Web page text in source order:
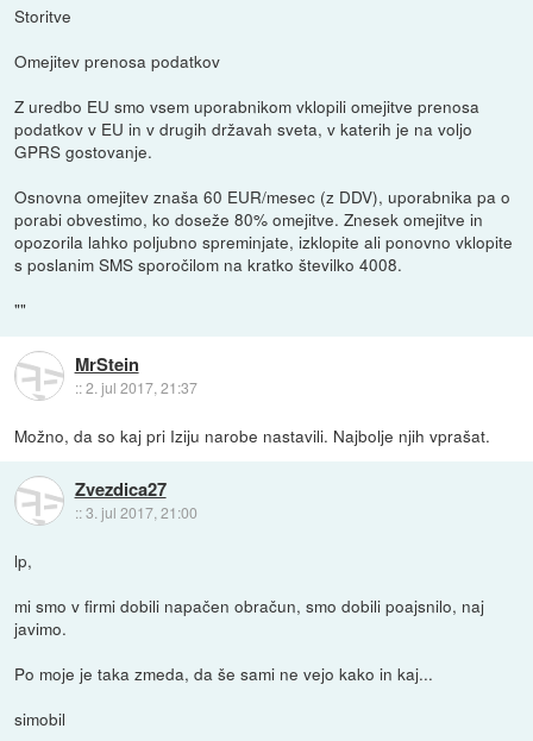
Storitve
Omejitev prenosa podatkov
Z uredbo EU smo vsem uporabnikom vklopili omejitve prenosa
podatkov v EU in v drugih državah sveta, v katerih je na voljo
GPRS gostovanje.
Osnovna omejitev znaša 60 EUR/mesec (z DDV), uporabnika pa o
porabi obvestimo, ko doseže 80% omejitve. Znesek omejitve in
opozorila lahko poljubno spreminjate, izklopite ali ponovno vklopite
s poslanim SMS sporočilom na kratko številko 4008.
""
MrStein
::2. jul 2017, 21:37
Možno, da so kaj pri Iziju narobe nastavili. Najbolje njih vprašat.
Zvezdica27
::3. jul 2017, 21:00
lp,
mi smo v firmi dobili napačen obračun, smo dobili poajsnilo, naj
javimo.
Po moje je taka zmeda, da še sami ne vejo kako in kaj...
simobil